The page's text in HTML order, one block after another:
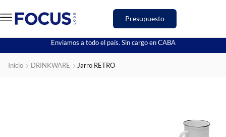
Presupuesto
Enviamos a todo el país. Sin cargo en CABA
Inicio DRINKWARE Jarro RETRO